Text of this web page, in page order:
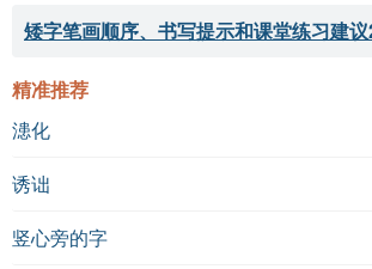
矮字笔画顺序、书写提示和课堂练习建议
精准推荐
漶化
诱诎
竖心旁的字